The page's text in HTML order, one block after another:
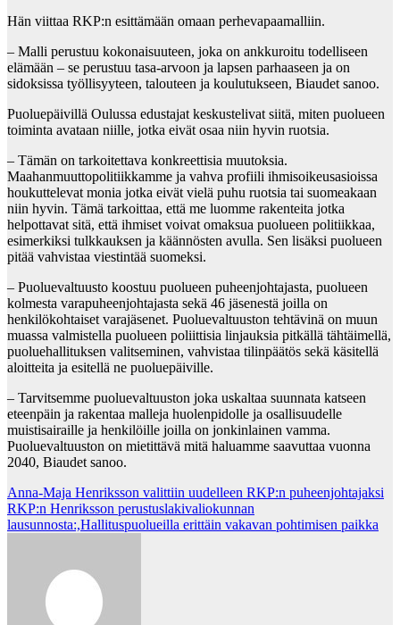
Hän viittaa RKP:n esittämään omaan perhevapaamalliin.
– Malli perustuu kokonaisuuteen, joka on ankkuroitu todelliseen
elämään – se perustuu tasa-arvoon ja lapsen parhaaseen ja on
sidoksissa työllisyyteen, talouteen ja koulutukseen, Biaudet sanoo.
Puoluepäivillä Oulussa edustajat keskustelivat siitä, miten puolueen
toiminta avataan niille, jotka eivät osaa niin hyvin ruotsia.
– Tämän on tarkoitettava konkreettisia muutoksia.
Maahanmuuttopolitiikkamme ja vahva profiili ihmisoikeusasioissa
houkuttelevat monia jotka eivät vielä puhu ruotsia tai suomeakaan
niin hyvin. Tämä tarkoittaa, että me luomme rakenteita jotka
helpottavat sitä, että ihmiset voivat omaksua puolueen politiikkaa,
esimerkiksi tulkkauksen ja käännösten avulla. Sen lisäksi puolueen
pitää vahvistaa viestintää suomeksi.
– Puoluevaltuusto koostuu puolueen puheenjohtajasta, puolueen
kolmesta varapuheenjohtajasta sekä 46 jäsenestä joilla on
henkilökohtaiset varajäsenet. Puoluevaltuuston tehtävinä on muun
muassa valmistella puolueen poliittisia linjauksia pitkällä tähtäimellä,
puoluehallituksen valitseminen, vahvistaa tilinpäätös sekä käsitellä
aloitteita ja esitellä ne puoluepäiville.
– Tarvitsemme puoluevaltuuston joka uskaltaa suunnata katseen
eteenpäin ja rakentaa malleja huolenpidolle ja osallisuudelle
muistisairaille ja henkilöille joilla on jonkinlainen vamma.
Puoluevaltuuston on mietittävä mitä haluamme saavuttaa vuonna
2040, Biaudet sanoo.
Post
navigation
Anna-Maja Henriksson valittiin uudelleen RKP:n puheenjohtajaksi
RKP:n Henriksson perustuslakivaliokunnan
lausunnosta:,Hallituspuolueilla erittäin vakavan pohtimisen paikka